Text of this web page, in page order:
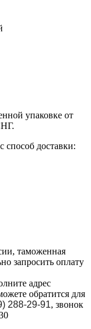
упаковке от
доставки:
таможенная
запросить оплату
адрес
обратится для
288-29-91, звонок